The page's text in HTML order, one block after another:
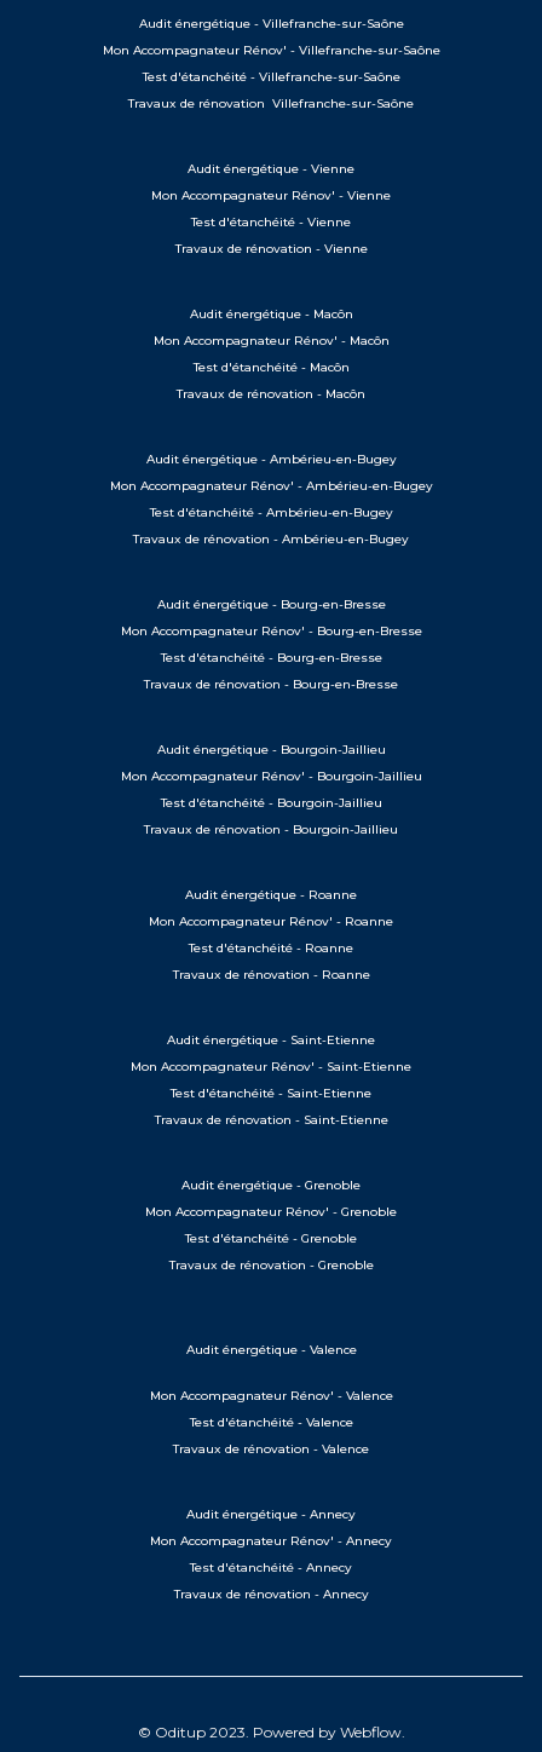
Audit énergétique - Villefranche-sur-Saône
Mon Accompagnateur Rénov' - Villefranche-sur-Saône
Test d'étanchéité - Villefranche-sur-Saône
Travaux de rénovation Villefranche-sur-Saône
Audit énergétique - Vienne
Mon Accompagnateur Rénov' - Vienne
Test d'étanchéité - Vienne
Travaux de rénovation - Vienne
Audit énergétique - Macôn
Mon Accompagnateur Rénov' - Macôn
Test d'étanchéité - Macôn
Travaux de rénovation - Macôn
Audit énergétique - Ambérieu-en-Bugey
Mon Accompagnateur Rénov' - Ambérieu-en-Bugey
Test d'étanchéité - Ambérieu-en-Bugey
Travaux de rénovation - Ambérieu-en-Bugey
Audit énergétique - Bourg-en-Bresse
Mon Accompagnateur Rénov' - Bourg-en-Bresse
Test d'étanchéité - Bourg-en-Bresse
Travaux de rénovation - Bourg-en-Bresse
Audit énergétique - Bourgoin-Jaillieu
Mon Accompagnateur Rénov' - Bourgoin-Jaillieu
Test d'étanchéité - Bourgoin-Jaillieu
Travaux de rénovation - Bourgoin-Jaillieu
Audit énergétique - Roanne
Mon Accompagnateur Rénov' - Roanne
Test d'étanchéité - Roanne
Travaux de rénovation - Roanne
Audit énergétique - Saint-Etienne
Mon Accompagnateur Rénov' - Saint-Etienne
Test d'étanchéité - Saint-Etienne
Travaux de rénovation - Saint-Etienne
Audit énergétique - Grenoble
Mon Accompagnateur Rénov' - Grenoble
Test d'étanchéité - Grenoble
Travaux de rénovation - Grenoble
Audit énergétique - Valence
Mon Accompagnateur Rénov' - Valence
Test d'étanchéité - Valence
Travaux de rénovation - Valence
Audit énergétique - Annecy
Mon Accompagnateur Rénov' - Annecy
Test d'étanchéité - Annecy
Travaux de rénovation - Annecy
© Oditup 2023. Powered by Webflow.